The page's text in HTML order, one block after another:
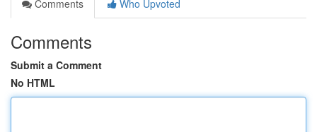
Comments
Who Upvoted
Comments
Submit a Comment
No HTML